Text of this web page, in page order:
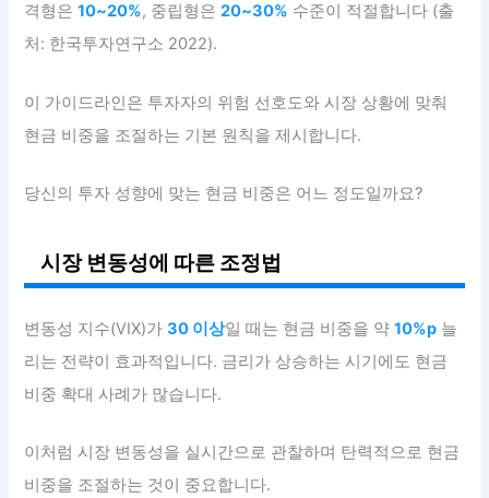
격형은10~20%, 중립형은20~30% 수준이 적절합니다 (출
처: 한국투자연구소 2022).
이 가이드라인은 투자자의 위험 선호도와 시장 상황에 맞춰
현금 비중을 조절하는 기본 원칙을 제시합니다.
당신의 투자 성향에 맞는 현금 비중은 어느 정도일까요?
시장 변동성에 따른 조정법
변동성 지수(VIX)가30 이상일 때는 현금 비중을 약10%p 늘
리는 전략이 효과적입니다. 금리가 상승하는 시기에도 현금
비중 확대 사례가 많습니다.
이처럼 시장 변동성을 실시간으로 관찰하며 탄력적으로 현금
비중을 조절하는 것이 중요합니다.